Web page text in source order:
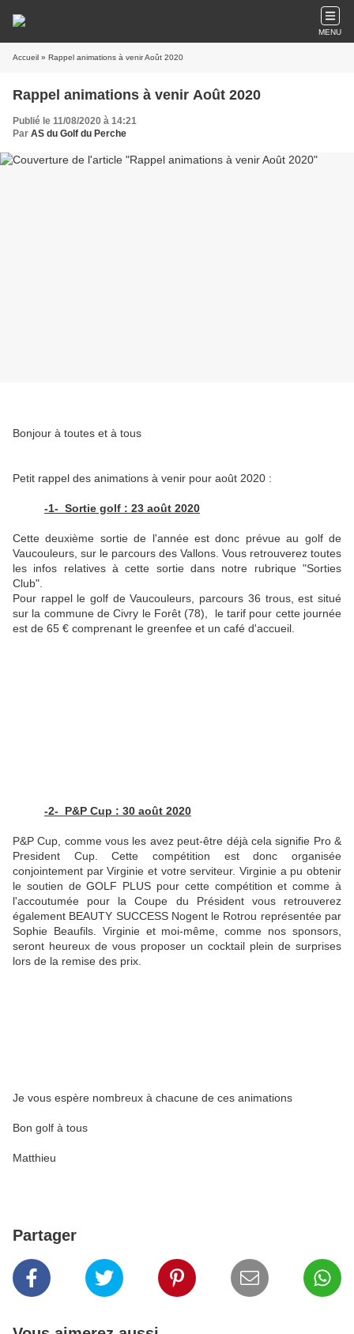
MENU
Accueil » Rappel animations à venir Août 2020
Rappel animations à venir Août 2020
Publié le 11/08/2020 à 14:21
Par AS du Golf du Perche
Bonjour à toutes et à tous
Petit rappel des animations à venir pour août 2020 :
-1- Sortie golf : 23 août 2020
Cette deuxième sortie de l'année est donc prévue au golf de
Vaucouleurs, sur le parcours des Vallons. Vous retrouverez toutes
les infos relatives à cette sortie dans notre rubrique "Sorties
Club".
Pour rappel le golf de Vaucouleurs, parcours 36 trous, est situé
sur la commune de Civry le Forêt (78), le tarif pour cette journée
est de 65 € comprenant le greenfee et un café d'accueil.
-2- P&P Cup : 30 août 2020
P&P Cup, comme vous les avez peut-être déjà cela signifie Pro &
President Cup. Cette compétition est donc organisée
conjointement par Virginie et votre serviteur. Virginie a pu obtenir
le soutien de GOLF PLUS pour cette compétition et comme à
l'accoutumée pour la Coupe du Président vous retrouverez
également BEAUTY SUCCESS Nogent le Rotrou représentée par
Sophie Beaufils. Virginie et moi-même, comme nos sponsors,
seront heureux de vous proposer un cocktail plein de surprises
lors de la remise des prix.
Je vous espère nombreux à chacune de ces animations
Bon golf à tous
Matthieu
Partager